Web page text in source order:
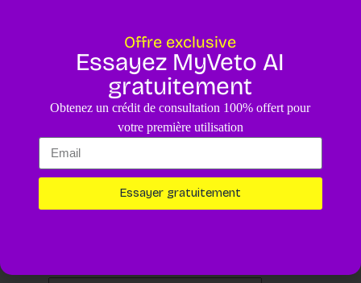
Offre exclusive
Essayez MyVeto AI
gratuitement
Obtenez un crédit de consultation 100% offert pour
votre première utilisation
Essayer gratuitement